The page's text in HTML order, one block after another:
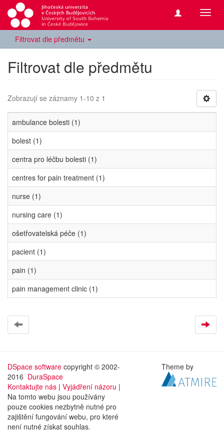
Filtrovat dle předmětu
Filtrovat dle předmětu
Zobrazují se záznamy 1-10 z 1
ambulance bolesti (1)
bolest (1)
centra pro léčbu bolesti (1)
centres for pain treatment (1)
nurse (1)
nursing care (1)
ošetřovatelská péče (1)
pacient (1)
pain (1)
pain management clinic (1)
DSpace software copyright © 2002-
2016 DuraSpace
Kontaktujte nás | Vyjádření názoru |
Na tomto webu jsou používány
pouze cookies nezbytně nutné pro
zajištění fungování webu, pro které
není nutné získat souhlas.
Theme by